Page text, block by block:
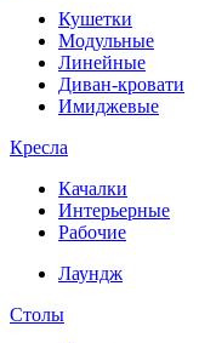
Кушетки
Модульные
Линейные
Диван-кровати
Имиджевые
Кресла
Качалки
Интерьерные
Рабочие
Лаундж
Столы